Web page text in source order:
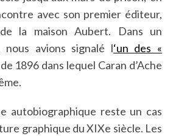
avec son premier éditeur,
la maison Aubert. Dans un
nous avions signalé l‘un des «
de 1896 dans lequel Caran d’Ache
autobiographique reste un cas
graphique du XIXe siècle. Les